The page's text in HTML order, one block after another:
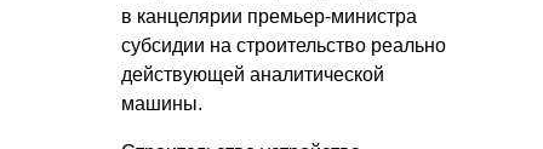
в канцелярии премьер-министра
субсидии на строительство реально
действующей аналитической
машины.